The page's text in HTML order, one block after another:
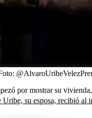
por mostrar su
su esposa, recibió al